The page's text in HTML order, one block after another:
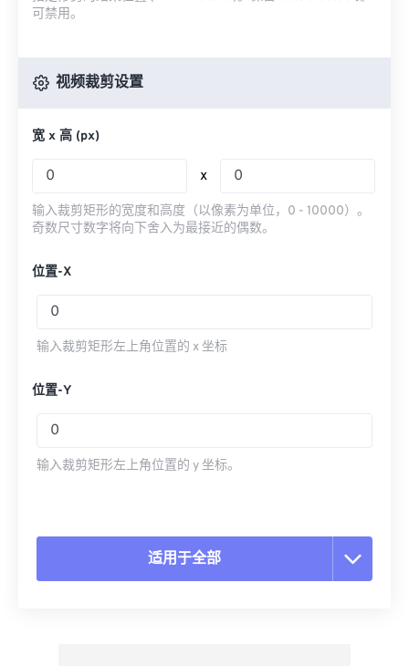
可禁用。
视频裁剪设置
宽 x 高 (px)
x
输入裁剪矩形的宽度和高度（以像素为单位，0 - 10000）。
奇数尺寸数字将向下舍入为最接近的偶数。
位置-X
输入裁剪矩形左上角位置的 x 坐标
位置-Y
输入裁剪矩形左上角位置的 y 坐标。
适用于全部